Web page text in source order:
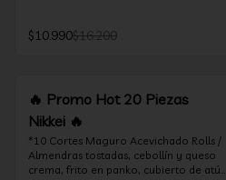
$10.990$16.200
🔥 Promo Hot 20 Piezas
Nikkei 🔥
*10 Cortes Maguro Acevichado Rolls /
Almendras tostadas, cebollín y queso
crema, frito en panko, cubierto de atún